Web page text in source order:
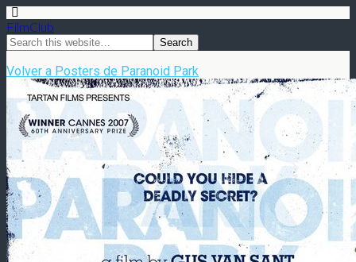
FilmClub
Volver a Posters de Paranoid Park